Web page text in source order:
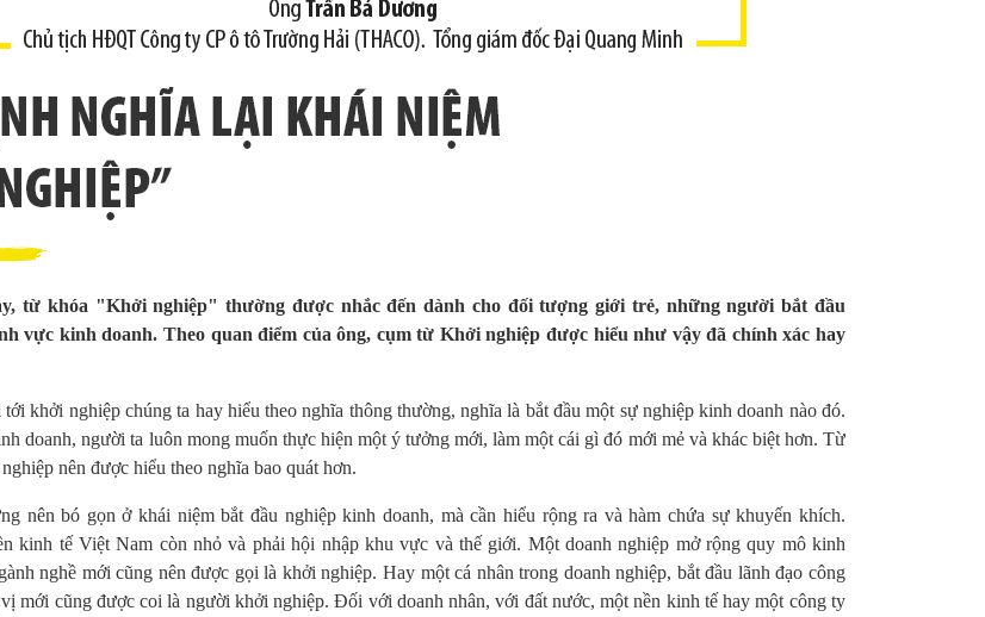
từ khóa "Khởi nghiệp" thường được nhắc đến dành cho đối tượng giới trẻ, những người bắt đầu
vực kinh doanh. Theo quan điểm của ông, cụm từ Khởi nghiệp được hiểu như vậy đã chính xác hay
khởi nghiệp chúng ta hay hiểu theo nghĩa thông thường, nghĩa là bắt đầu một sự nghiệp kinh doanh nào đó.
doanh, người ta luôn mong muốn thực hiện một ý tưởng mới, làm một cái gì đó mới mẻ và khác biệt hơn. Từ
nên được hiểu theo nghĩa bao quát hơn.
nên bó gọn ở khái niệm bắt đầu nghiệp kinh doanh, mà cần hiểu rộng ra và hàm chứa sự khuyến khích.
kinh tế Việt Nam còn nhỏ và phải hội nhập khu vực và thế giới. Một doanh nghiệp mở rộng quy mô kinh
nghề mới cũng nên được gọi là khởi nghiệp. Hay một cá nhân trong doanh nghiệp, bắt đầu lãnh đạo công
mới cũng được coi là người khởi nghiệp. Đối với doanh nhân, với đất nước, một nền kinh tế hay một công ty